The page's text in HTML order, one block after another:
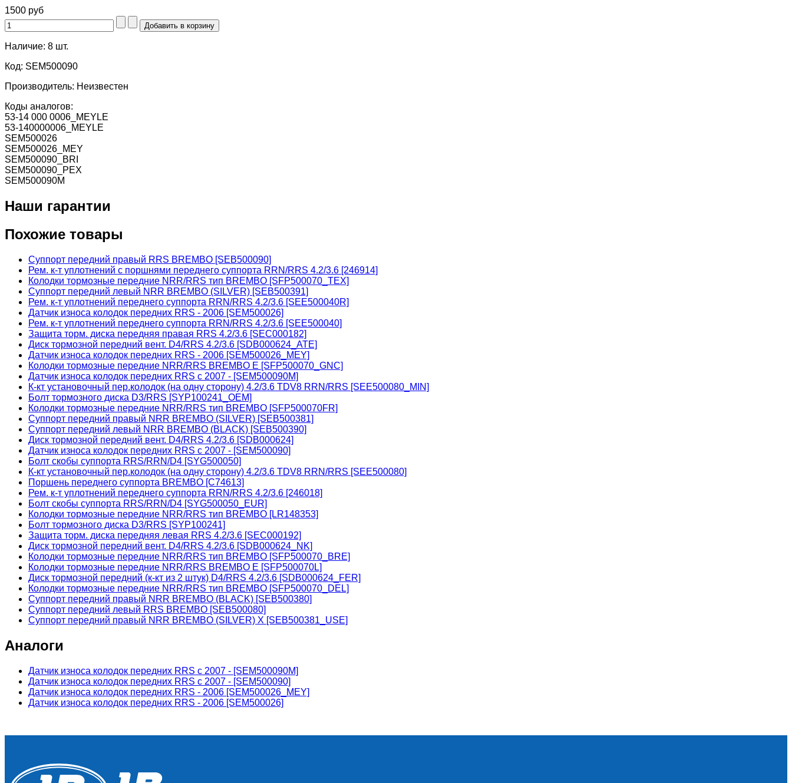
1500 руб
Наличие: 8 шт.
Код: SEM500090
Производитель: Неизвестен
Коды аналогов:
53-14 000 0006_MEYLE
53-140000006_MEYLE
SEM500026
SEM500026_MEY
SEM500090_BRI
SEM500090_PEX
SEM500090M
Наши гарантии
Похожие товары
Суппорт передний правый RRS BREMBO [SEB500090]
Рем. к-т уплотнений с поршнями переднего суппорта RRN/RRS 4.2/3.6 [246914]
Колодки тормозные передние NRR/RRS тип BREMBO [SFP500070_TEX]
Суппорт передний левый NRR BREMBO (SILVER) [SEB500391]
Рем. к-т уплотнений переднего суппорта RRN/RRS 4.2/3.6 [SEE500040R]
Датчик износа колодок передних RRS - 2006 [SEM500026]
Рем. к-т уплотнений переднего суппорта RRN/RRS 4.2/3.6 [SEE500040]
Защита торм. диска передняя правая RRS 4.2/3.6 [SEC000182]
Диск тормозной передний вент. D4/RRS 4.2/3.6 [SDB000624_ATE]
Датчик износа колодок передних RRS - 2006 [SEM500026_MEY]
Колодки тормозные передние NRR/RRS BREMBO E [SFP500070_GNC]
Датчик износа колодок передних RRS с 2007 - [SEM500090M]
К-кт установочный пер.колодок (на одну сторону) 4.2/3.6 TDV8 RRN/RRS [SEE500080_MIN]
Болт тормозного диска D3/RRS [SYP100241_OEM]
Колодки тормозные передние NRR/RRS тип BREMBO [SFP500070FR]
Суппорт передний правый NRR BREMBO (SILVER) [SEB500381]
Суппорт передний левый NRR BREMBO (BLACK) [SEB500390]
Диск тормозной передний вент. D4/RRS 4.2/3.6 [SDB000624]
Датчик износа колодок передних RRS с 2007 - [SEM500090]
Болт скобы суппорта RRS/RRN/D4 [SYG500050]
К-кт установочный пер.колодок (на одну сторону) 4.2/3.6 TDV8 RRN/RRS [SEE500080]
Поршень переднего суппорта BREMBO [C74613]
Рем. к-т уплотнений переднего суппорта RRN/RRS 4.2/3.6 [246018]
Болт скобы суппорта RRS/RRN/D4 [SYG500050_EUR]
Колодки тормозные передние NRR/RRS тип BREMBO [LR148353]
Болт тормозного диска D3/RRS [SYP100241]
Защита торм. диска передняя левая RRS 4.2/3.6 [SEC000192]
Диск тормозной передний вент. D4/RRS 4.2/3.6 [SDB000624_NK]
Колодки тормозные передние NRR/RRS тип BREMBO [SFP500070_BRE]
Колодки тормозные передние NRR/RRS BREMBO E [SFP500070L]
Диск тормозной передний (к-кт из 2 штук) D4/RRS 4.2/3.6 [SDB000624_FER]
Колодки тормозные передние NRR/RRS тип BREMBO [SFP500070_DEL]
Суппорт передний правый NRR BREMBO (BLACK) [SEB500380]
Суппорт передний левый RRS BREMBO [SEB500080]
Суппорт передний правый NRR BREMBO (SILVER) X [SEB500381_USE]
Аналоги
Датчик износа колодок передних RRS с 2007 - [SEM500090M]
Датчик износа колодок передних RRS с 2007 - [SEM500090]
Датчик износа колодок передних RRS - 2006 [SEM500026_MEY]
Датчик износа колодок передних RRS - 2006 [SEM500026]